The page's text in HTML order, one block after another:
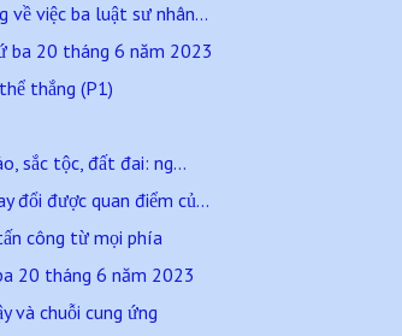
về việc ba luật sư nhân...
ba 20 tháng 6 năm 2023
thắng (P1)
sắc tộc, đất đai: ng...
đổi được quan điểm củ...
công từ mọi phía
20 tháng 6 năm 2023
và chuỗi cung ứng